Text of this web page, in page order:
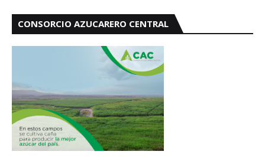
CONSORCIO AZUCARERO CENTRAL